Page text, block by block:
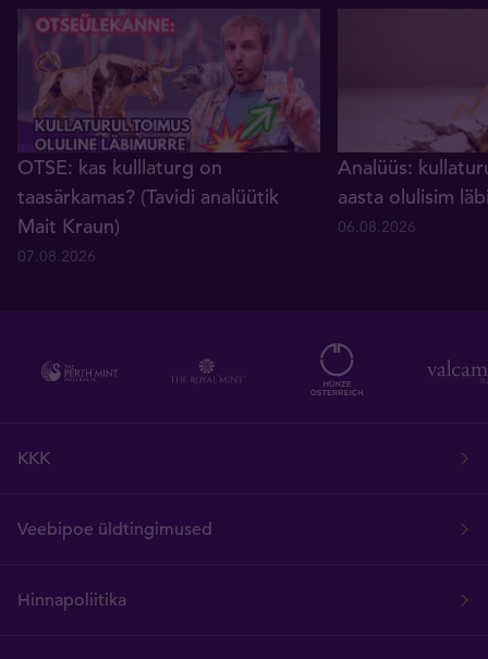
OTSE: kas kulllaturg on
taasärkamas? (Tavidi analüütik
Mait Kraun)
07.08.2026
Analüüs:
aasta olulisim
06.08.2026
KKK
Veebipoe üldtingimused
Hinnapoliitika